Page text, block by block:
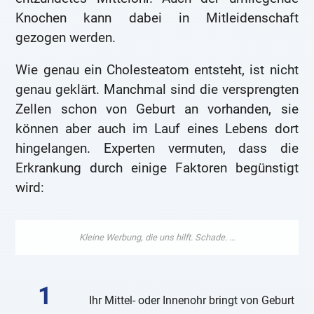
Knochen kann dabei in Mitleidenschaft
gezogen werden.
Wie genau ein Cholesteatom entsteht, ist nicht
genau geklärt. Manchmal sind die versprengten
Zellen schon von Geburt an vorhanden, sie
können aber auch im Lauf eines Lebens dort
hingelangen. Experten vermuten, dass die
Erkrankung durch einige Faktoren begünstigt
wird:
Ihr Mittel- oder Innenohr bringt von Geburt